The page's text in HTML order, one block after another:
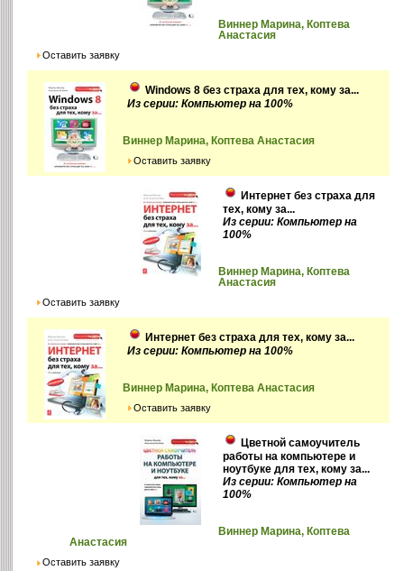
Виннер Марина, Коптева
Анастасия
Оставить заявку
Windows 8 без страха для тех, кому за...
Из серии: Компьютер на 100%
Виннер Марина, Коптева Анастасия
Оставить заявку
Интернет без страха для
тех, кому за...
Из серии: Компьютер на
100%
Виннер Марина, Коптева
Анастасия
Оставить заявку
Интернет без страха для тех, кому за...
Из серии: Компьютер на 100%
Виннер Марина, Коптева Анастасия
Оставить заявку
Цветной самоучитель
работы на компьютере и
ноутбуке для тех, кому за...
Из серии: Компьютер на
100%
Виннер Марина, Коптева
Анастасия
Оставить заявку